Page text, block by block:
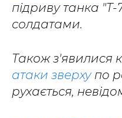
підриву танка
солдатами.
Також з'явилися
атаки зверхупо
рухається,